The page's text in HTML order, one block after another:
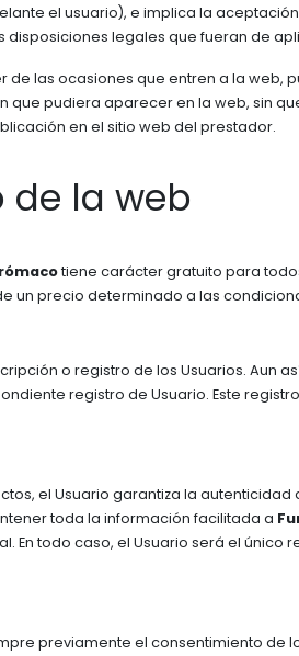
el usuario), e implica la
legales que fueran de
las ocasiones que entren a la web,
pudiera aparecer en la web, sin
en el sitio web del prestador.
de la web
tiene carácter gratuito para
un precio determinado a las
o registro de los Usuarios. Aun
registro de Usuario. Este
el Usuario garantiza la
toda la información facilitada a
todo caso, el Usuario será el único
previamente el consentimiento de